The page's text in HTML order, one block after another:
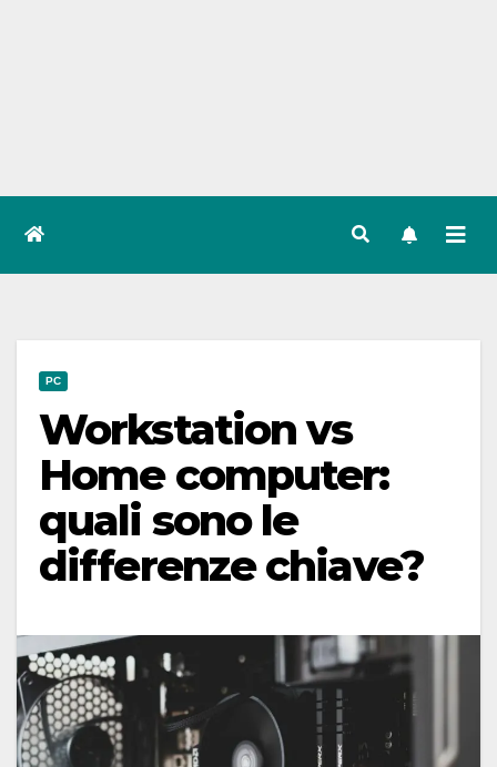
PC
Workstation vs
Home computer:
quali sono le
differenze chiave?